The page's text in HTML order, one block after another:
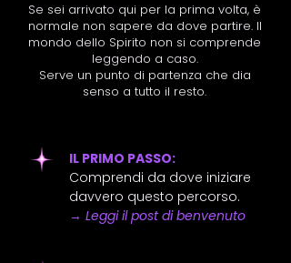
Se sei arrivato qui per la prima volta, è
normale non sapere da dove partire. Il
mondo dello Spirito non si comprende
leggendo a caso.
Serve un punto di partenza che dia
senso a tutto il resto.
IL PRIMO PASSO:
Comprendi da dove iniziare
davvero questo percorso.
→ Leggi il post di benvenuto